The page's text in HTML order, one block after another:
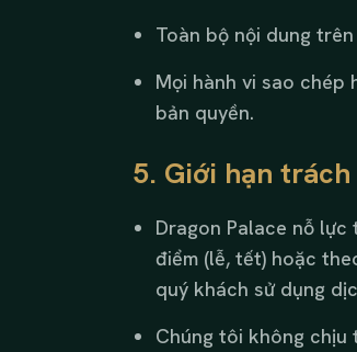
Toàn bộ nội dung
Mọi hành vi sao chép
bản quyền.
5. Giới hạn
Dragon Palace nỗ
điểm (lễ, tết) hoặc
quý khách sử dụng
Chúng tôi không